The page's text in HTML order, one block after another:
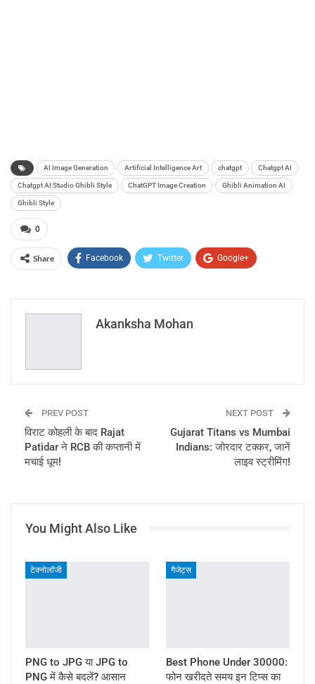
AI Image Generation Artificial Intelligence Art chatgpt Chatgpt AI
Chatgpt AI Studio Ghibli Style ChatGPT Image Creation Ghibli Animation AI
Ghibli Style
0
Share Facebook Twitter Google+
Email
Akanksha Mohan
PREV POST
विराट कोहली के बाद Rajat
Patidar ने RCB की कप्तानी में
मचाई धूम!
NEXT POST
Gujarat Titans vs Mumbai
Indians: जोरदार टक्कर, जानें
लाइव स्ट्रीमिंग!
You Might Also Like
टेक्नोलॉजी
PNG to JPG या JPG to
PNG में कैसे बदलें? आसान
गैजेट्स
Best Phone Under 30000:
फोन खरीदते समय इन टिप्स का